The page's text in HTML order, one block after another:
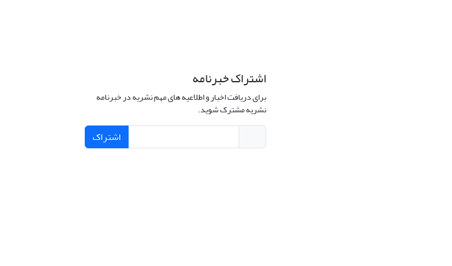
اشتراک خبرنامه
برای دریافت اخبار و اطلاعیه های مهم نشریه در خبرنامه
نشریه مشترک شوید.
اشتراک